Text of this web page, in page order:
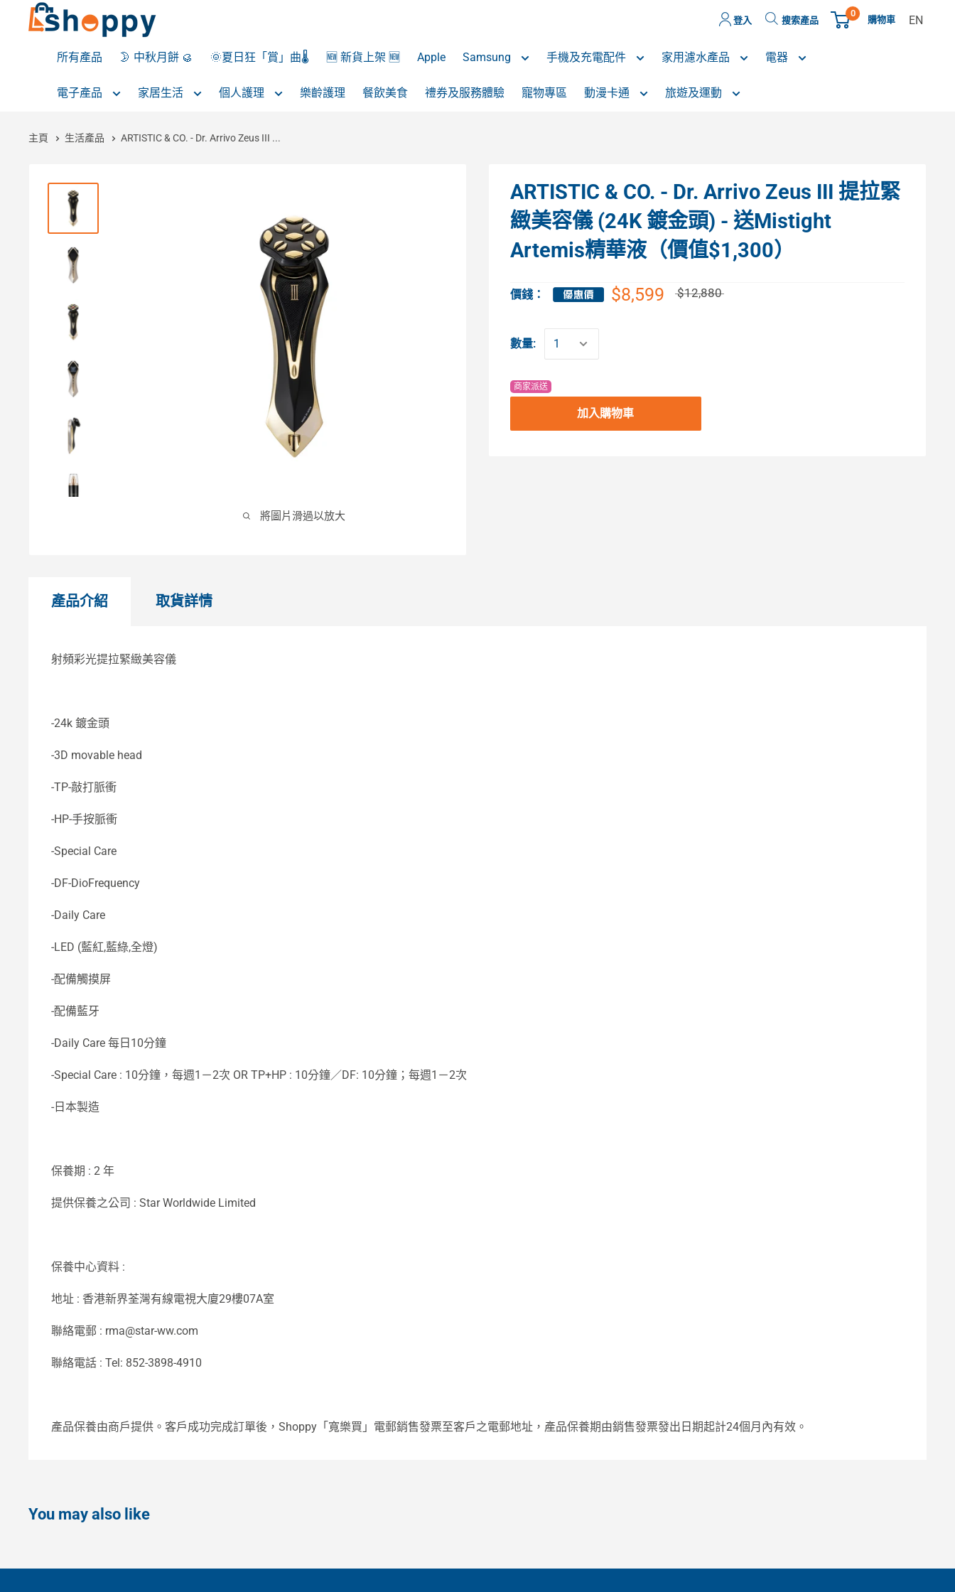
登入 搜索產品
0
購物車 EN
所有產品 🌛 中秋月餅 🥮 🌞夏日狂「賞」曲🌡️ 🆕 新貨上架 🆕 Apple Samsung 手機及充電配件 家用濾水產品 電器
電子產品 家居生活 個人護理 樂齡護理 餐飲美食 禮券及服務體驗 寵物專區 動漫卡通 旅遊及運動
主頁 生活產品 ARTISTIC & CO. - Dr. Arrivo Zeus III ...
將圖片滑過以放大
ARTISTIC & CO. - Dr. Arrivo Zeus III 提拉緊
緻美容儀 (24K 鍍金頭) - 送Mistight
Artemis精華液（價值$1,300）
價錢： $8,599 $12,880
數量:
商家派送
加入購物車
產品介紹
射頻彩光提拉緊緻美容儀
-24k 鍍金頭
-3D movable head
-TP-敲打脈衝
-HP-手按脈衝
-Special Care
-DF-DioFrequency
-Daily Care
-LED (藍紅,藍綠,全燈)
-配備觸摸屏
-配備藍牙
-Daily Care 每日10分鐘
-Special Care : 10分鐘，每週1－2次 OR TP+HP : 10分鐘／DF: 10分鐘；每週1－2次
-日本製造
保養期 : 2 年
提供保養之公司 : Star Worldwide Limited
保養中心資料 :
地址 : 香港新界荃灣有線電視大廈29樓07A室
聯絡電郵 : rma@star-ww.com
聯絡電話 : Tel: 852-3898-4910
產品保養由商戶提供。客戶成功完成訂單後，Shoppy「寬樂買」電郵銷售發票至客戶之電郵地址，產品保養期由銷售發票發出日期起計24個月內有效。
取貨詳情
You may also like